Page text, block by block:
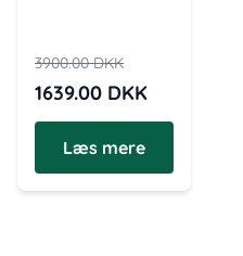
3900.00DKK
1639.00 DKK
Læs mere